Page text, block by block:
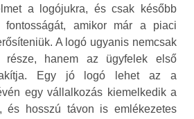
a logójukra, és csak később
fontosságát, amikor már a piaci
A logó ugyanis nemcsak
része, hanem az ügyfelek első
Egy jó logó lehet az a
egy vállalkozás kiemelkedik a
és hosszú távon is emlékezetes